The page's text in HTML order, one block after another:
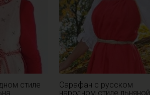
стиле
Сарафан с русском
народном стиле льняной